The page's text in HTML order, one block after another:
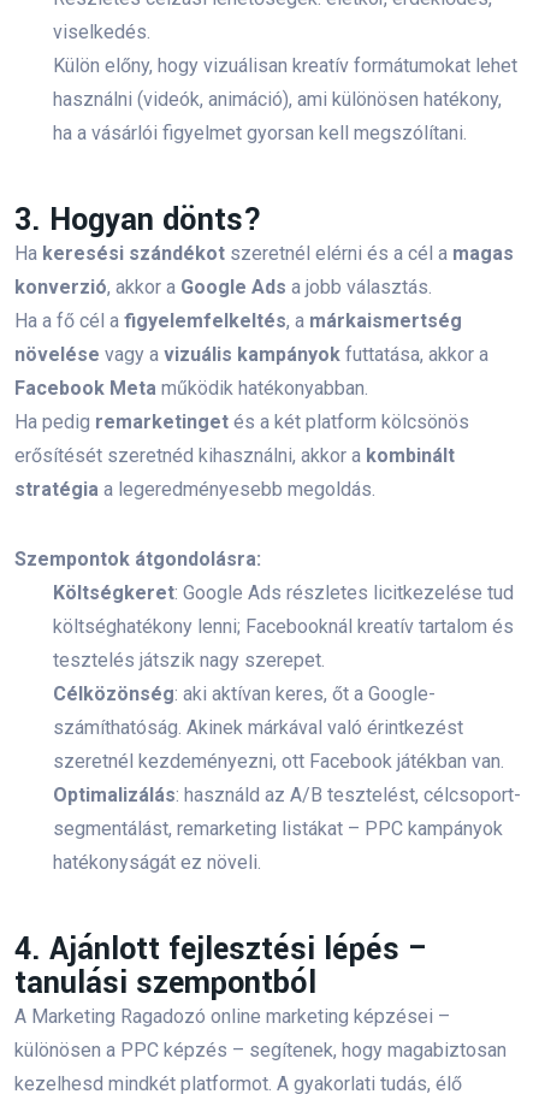
Népszerű címkék
Legjobb marketing képzés
Online marketing képzés
marketing képzés siker
SEO szakértő karrier Online marketinges
ppc képzés social media marketing
online marketing stratégia startup
kezdő lépések facebook figma
piackutatás online elérés
online marketinges
Online marketing szakma SEO
Online marketing stratégia
Mesterséges intelligencia
mesterséges intelligencia
online marketing képzés hirdetés
Facebook Tiktok Social Media
viselkedés.
Külön előny, hogy vizuálisan kreatív formátumokat lehet
használni (videók, animáció), ami különösen hatékony,
ha a vásárlói figyelmet gyorsan kell megszólítani.
3. Hogyan dönts?
Ha keresési szándékot szeretnél elérni és a cél a magas
konverzió, akkor a Google Ads a jobb választás.
Ha a fő cél a figyelemfelkeltés, a márkaismertség
növelése vagy a vizuális kampányok futtatása, akkor a
Facebook Meta működik hatékonyabban.
Ha pedig remarketinget és a két platform kölcsönös
erősítését szeretnéd kihasználni, akkor a kombinált
stratégia a legeredményesebb megoldás.
Szempontok átgondolásra:
Költségkeret: Google Ads részletes licitkezelése tud
költséghatékony lenni; Facebooknál kreatív tartalom és
tesztelés játszik nagy szerepet.
Célközönség: aki aktívan keres, őt a Google-
számíthatóság. Akinek márkával való érintkezést
szeretnél kezdeményezni, ott Facebook játékban van.
Optimalizálás: használd az A/B tesztelést, célcsoport-
segmentálást, remarketing listákat – PPC kampányok
hatékonyságát ez növeli.
4. Ajánlott fejlesztési lépés –
tanulási szempontból
A Marketing Ragadozó online marketing képzései –
különösen a PPC képzés – segítenek, hogy magabiztosan
kezelhesd mindkét platformot. A gyakorlati tudás, élő